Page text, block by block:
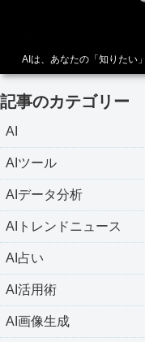
AIは、あなたの「知りたい
記事のカテゴリー
AI
AIツール
AIデータ分析
AIトレンドニュース
AI占い
AI活用術
AI画像生成